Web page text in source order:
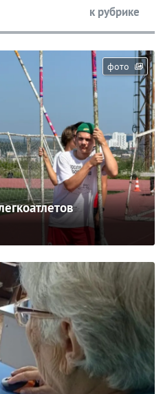
к рубрике
фото